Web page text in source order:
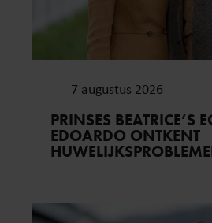
7 augustus 2026
PRINSES BEATRICE’S
EDOARDO ONTKENT